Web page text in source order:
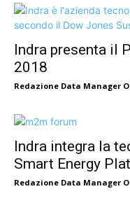
Indra presenta il
2018
Redazione Data Manager
Indra integra la
Smart Energy
Redazione Data Manager